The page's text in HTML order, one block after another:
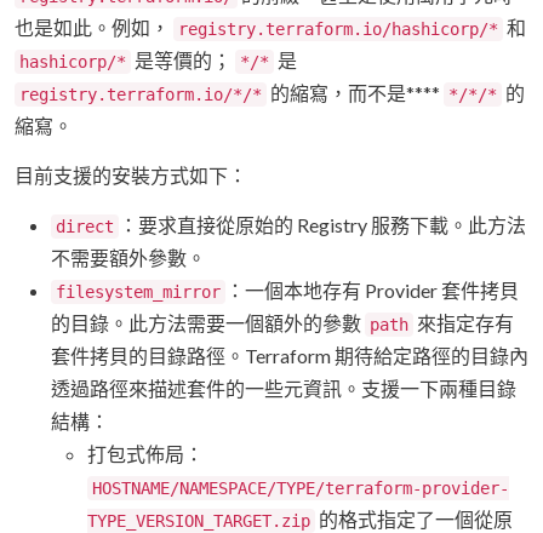
也是如此。例如，
registry.terraform.io/hashicorp/* 和
hashicorp/* 是等價的； */* 是
registry.terraform.io/*/* 的縮寫，而不是**** */*/* 的
縮寫。
目前支援的安裝方式如下：
direct
：要求直接從原始的 Registry 服務下載。此方法
不需要額外參數。
filesystem_mirror
：一個本地存有 Provider 套件拷貝
的目錄。此方法需要一個額外的參數 path 來指定存有
套件拷貝的目錄路徑。Terraform 期待給定路徑的目錄內
透過路徑來描述套件的一些元資訊。支援一下兩種目錄
結構：
打包式佈局：
HOSTNAME/NAMESPACE/TYPE/terraform-provider-
TYPE_VERSION_TARGET.zip 的格式指定了一個從原